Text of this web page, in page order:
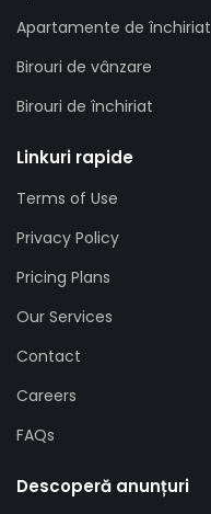
Apartamente de închiriat
Birouri de vânzare
Birouri de închiriat
Linkuri rapide
Terms of Use
Privacy Policy
Pricing Plans
Our Services
Contact
Careers
FAQs
Descoperă anunțuri